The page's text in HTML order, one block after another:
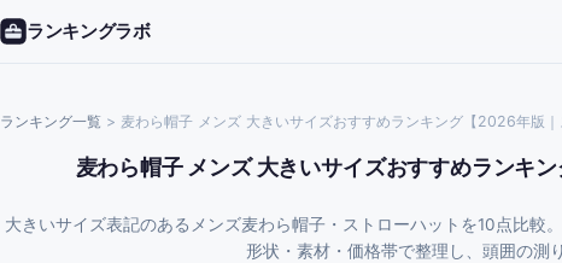
ランキングラボ
ランキング一覧 > 麦わら帽子 メンズ 大きいサイズおすすめランキング【2026年版｜
麦わら帽子 メンズ 大きいサイズおすすめランキ
大きいサイズ表記のあるメンズ麦わら帽子・ストローハットを10点比
形状・素材・価格帯で整理し、頭囲の測